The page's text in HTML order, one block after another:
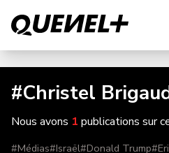
#Christel
Nous avons 1 publications sur
#Médias#Israël#Donald Trump#